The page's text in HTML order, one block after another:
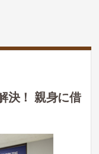
決！ 親身に借